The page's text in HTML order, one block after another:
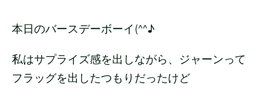
本日のバースデーボーイ(^^♪
私はサプライズ感を出しながら、ジャーンって
フラッグを出したつもりだったけど